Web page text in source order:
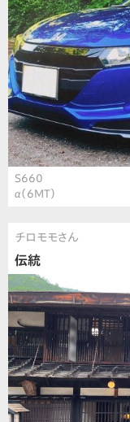
S660
α（6MT）
チロモモさん
伝統